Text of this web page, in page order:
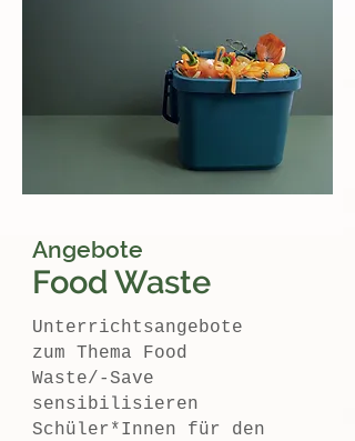
Angebote
Food Waste
Unterrichtsangebote
zum Thema Food
Waste/-Save
sensibilisieren
Schüler*Innen für den